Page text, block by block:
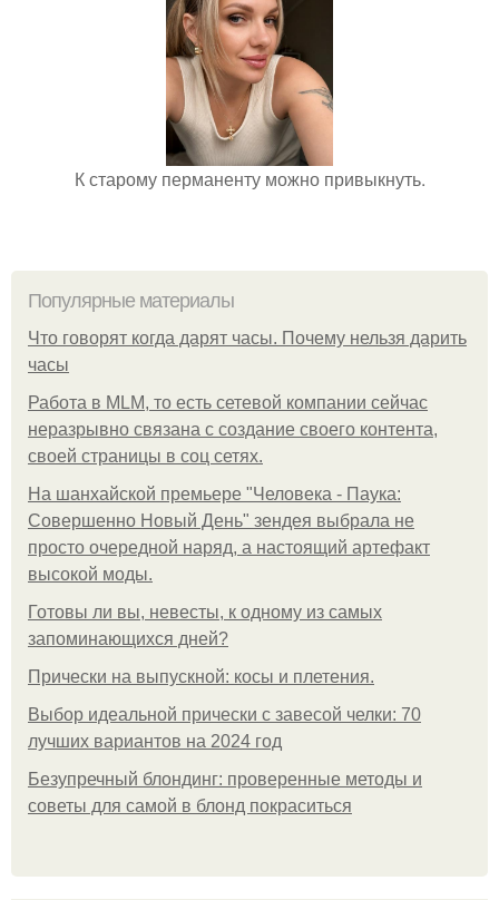
К старому перманенту можно привыкнуть.
Популярные материалы
Что говорят когда дарят часы. Почему нельзя дарить
часы
Работа в MLM, то есть сетевой компании сейчас
неразрывно связана с создание своего контента,
своей страницы в соц сетях.
На шанхайской премьере "Человека - Паука:
Совершенно Новый День" зендея выбрала не
просто очередной наряд, а настоящий артефакт
высокой моды.
Готовы ли вы, невесты, к одному из самых
запоминающихся дней?
Прически на выпускной: косы и плетения.
Выбор идеальной прически с завесой челки: 70
лучших вариантов на 2024 год
Безупречный блондинг: проверенные методы и
советы для самой в блонд покраситься